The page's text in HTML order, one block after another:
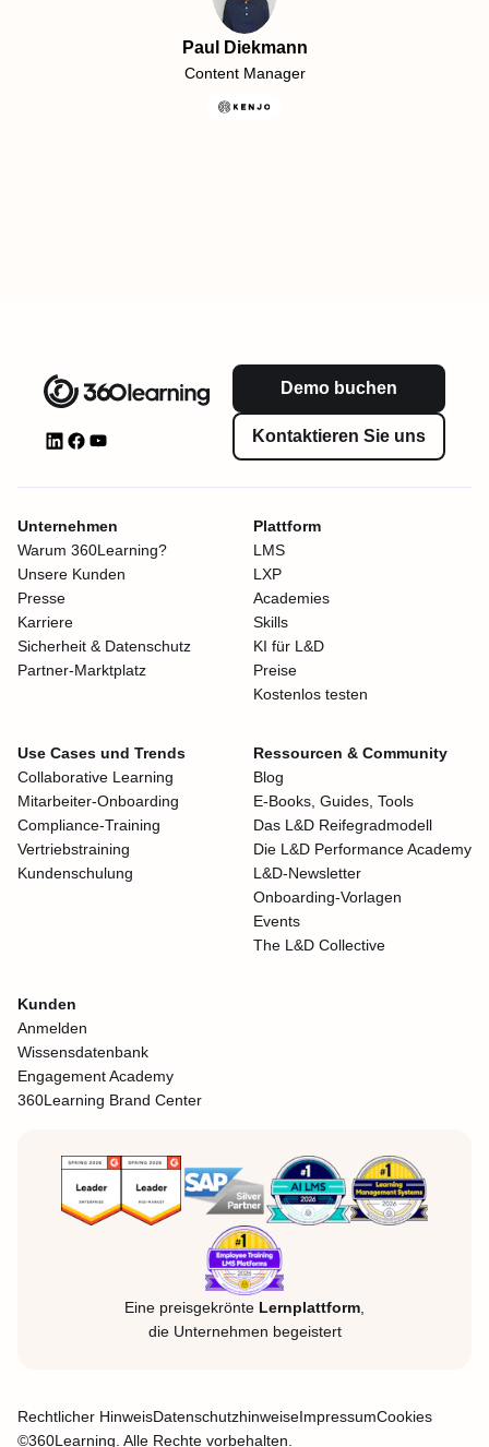
Paul Diekmann
Content Manager
Demo buchen
Kontaktieren Sie uns
Unternehmen
Warum 360Learning?
Unsere Kunden
Presse
Karriere
Sicherheit & Datenschutz
Partner-Marktplatz
Plattform
LMS
LXP
Academies
Skills
KI für L&D
Preise
Kostenlos testen
Use Cases und Trends
Collaborative Learning
Mitarbeiter-Onboarding
Compliance-Training
Vertriebstraining
Kundenschulung
Ressourcen & Community
Blog
E-Books, Guides, Tools
Das L&D Reifegradmodell
Die L&D Performance Academy
L&D-Newsletter
Onboarding-Vorlagen
Events
The L&D Collective
Kunden
Anmelden
Wissensdatenbank
Engagement Academy
360Learning Brand Center
Eine preisgekrönte Lernplattform
die Unternehmen begeistert
Rechtlicher HinweisDatenschutzhinweiseImpressumCookies
©360Learning. Alle Rechte vorbehalten.